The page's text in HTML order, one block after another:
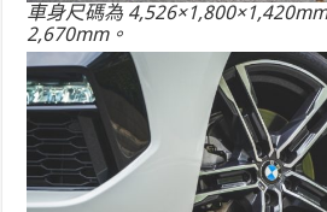
車身尺碼為
2,670mm。